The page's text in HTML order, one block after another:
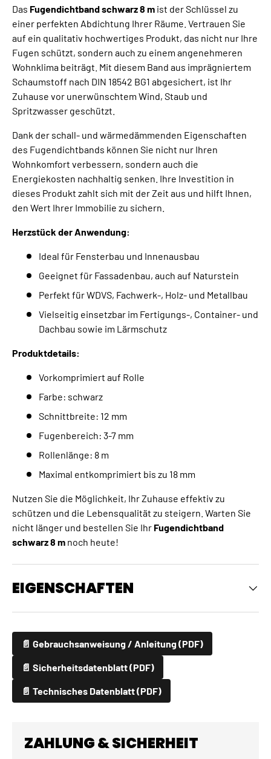
Das Fugendichtband schwarz 8 m ist der Schlüssel zu
einer perfekten Abdichtung Ihrer Räume. Vertrauen Sie
auf ein qualitativ hochwertiges Produkt, das nicht nur Ihre
Fugen schützt, sondern auch zu einem angenehmeren
Wohnklima beiträgt. Mit diesem Band aus imprägniertem
Schaumstoff nach DIN 18542 BG1 abgesichert, ist Ihr
Zuhause vor unerwünschtem Wind, Staub und
Spritzwasser geschützt.
Dank der schall- und wärmedämmenden Eigenschaften
des Fugendichtbands können Sie nicht nur Ihren
Wohnkomfort verbessern, sondern auch die
Energiekosten nachhaltig senken. Ihre Investition in
dieses Produkt zahlt sich mit der Zeit aus und hilft Ihnen,
den Wert Ihrer Immobilie zu sichern.
Herzstück der Anwendung:
Ideal für Fensterbau und Innenausbau
Geeignet für Fassadenbau, auch auf Naturstein
Perfekt für WDVS, Fachwerk-, Holz- und Metallbau
Vielseitig einsetzbar im Fertigungs-, Container- und
Dachbau sowie im Lärmschutz
Produktdetails:
Vorkomprimiert auf Rolle
Farbe: schwarz
Schnittbreite: 12 mm
Fugenbereich: 3-7 mm
Rollenlänge: 8 m
Maximal entkomprimiert bis zu 18 mm
Nutzen Sie die Möglichkeit, Ihr Zuhause effektiv zu
schützen und die Lebensqualität zu steigern. Warten Sie
nicht länger und bestellen Sie Ihr Fugendichtband
schwarz 8 m noch heute!
EIGENSCHAFTEN
📄 Gebrauchsanweisung / Anleitung (PDF)
📄 Sicherheitsdatenblatt (PDF)
📄 Technisches Datenblatt (PDF)
ZAHLUNG & SICHERHEIT